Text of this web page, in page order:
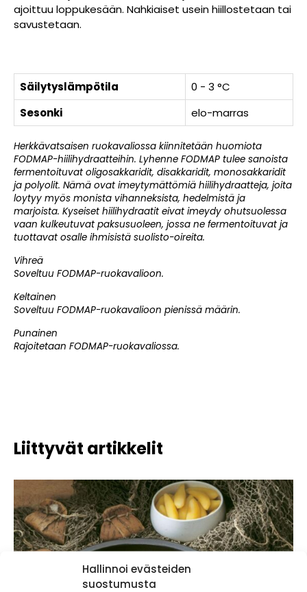
Hallinnoi evästeiden
suostumusta
ajoittuu loppukesään. Nahkiaiset usein hiillostetaan tai
savustetaan.
Säilytyslämpötila
0 - 3 °C
Sesonki
elo-marras
Herkkävatsaisen ruokavaliossa kiinnitetään huomiota
FODMAP-hiilihydraatteihin. Lyhenne FODMAP tulee sanoista
fermentoituvat oligosakkaridit, disakkaridit, monosakkaridit
ja polyolit. Nämä ovat imeytymättömiä hiilihydraatteja, joita
loytyy myös monista vihanneksista, hedelmistä ja
marjoista. Kyseiset hiilihydraatit eivat imeydy ohutsuolessa
vaan kulkeutuvat paksusuoleen, jossa ne fermentoituvat ja
tuottavat osalle ihmisistä suolisto-oireita.
Vihreä
Soveltuu FODMAP-ruokavalioon.
Keltainen
Soveltuu FODMAP-ruokavalioon pienissä määrin.
Punainen
Rajoitetaan FODMAP-ruokavaliossa.
Liittyvät artikkelit